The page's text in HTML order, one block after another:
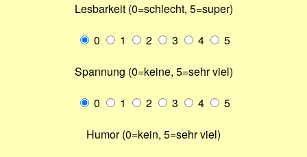
Lesbarkeit (0=schlecht, 5=super)
0
1 2 3 4
5
Spannung (0=keine, 5=sehr viel)
0
1 2 3 4
5
Humor (0=kein, 5=sehr viel)